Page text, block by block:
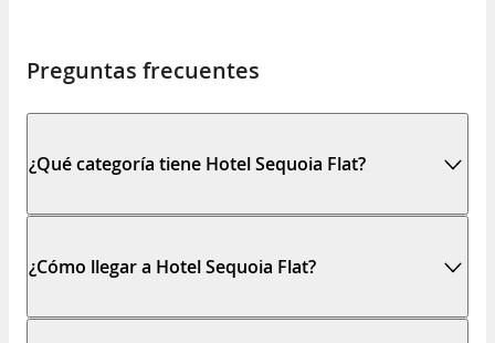
Preguntas frecuentes
¿Qué categoría tiene Hotel Sequoia Flat?
¿Cómo llegar a Hotel Sequoia Flat?